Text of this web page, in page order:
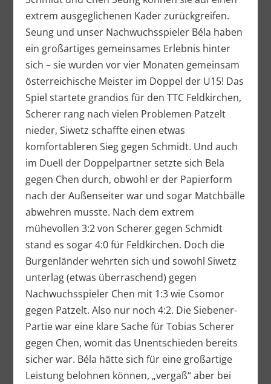
extrem ausgeglichenen Kader zurückgreifen.
Seung und unser Nachwuchsspieler Béla haben
ein großartiges gemeinsames Erlebnis hinter
sich – sie wurden vor vier Monaten gemeinsam
österreichische Meister im Doppel der U15! Das
Spiel startete grandios für den TTC Feldkirchen,
Scherer rang nach vielen Problemen Patzelt
nieder, Siwetz schaffte einen etwas
komfortableren Sieg gegen Schmidt. Und auch
im Duell der Doppelpartner setzte sich Bela
gegen Chen durch, obwohl er der Papierform
nach der Außenseiter war und sogar Matchbälle
abwehren musste. Nach dem extrem
mühevollen 3:2 von Scherer gegen Schmidt
stand es sogar 4:0 für Feldkirchen. Doch die
Burgenländer wehrten sich und sowohl Siwetz
unterlag (etwas überraschend) gegen
Nachwuchsspieler Chen mit 1:3 wie Csomor
gegen Patzelt. Also nur noch 4:2. Die Siebener-
Partie war eine klare Sache für Tobias Scherer
gegen Chen, womit das Unentschieden bereits
sicher war. Béla hätte sich für eine großartige
Leistung belohnen können, „vergaß“ aber bei